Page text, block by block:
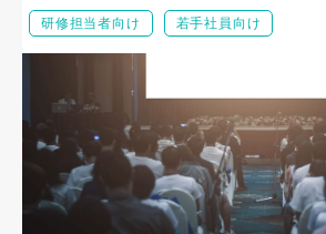
研修担当者向け 若手社員向け